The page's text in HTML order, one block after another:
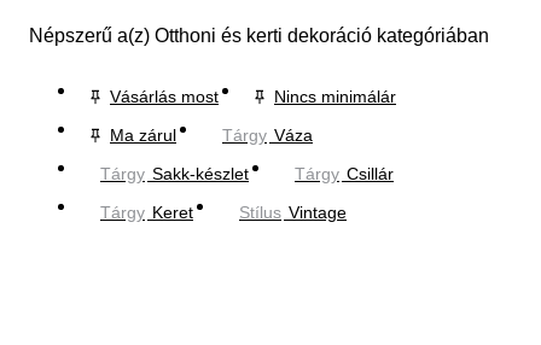
Népszerű a(z) Otthoni és kerti dekoráció kategóriában
Vásárlás most
Nincs minimálár
Ma zárul
Tárgy Váza
Tárgy Sakk-készlet Tárgy Csillár
Tárgy Keret Stílus Vintage